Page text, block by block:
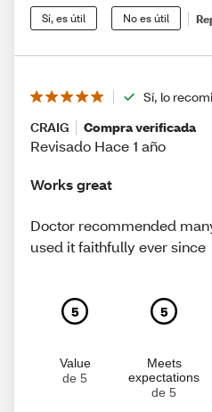
Sí, es útil No es útil
Sí, lo
CRAIG
Compra verificada
Revisado Hace 1 año
Works great
Doctor recommended
used it faithfully ever since
5
Value
de 5
5
Meets
expectations
de 5